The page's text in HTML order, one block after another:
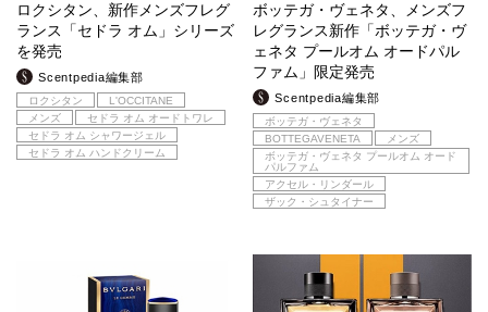
ロクシタン、新作メンズフレグ
ランス「セドラ オム」シリーズ
を発売
Scentpedia編集部
ロクシタン
L'OCCITANE
メンズ
セドラ オム オードトワレ
セドラ オム シャワージェル
セドラ オム ハンドクリーム
ボッテガ・ヴェネタ、メンズフ
レグランス新作「ボッテガ・ヴ
ェネタ プールオム オードパル
ファム」限定発売
Scentpedia編集部
ボッテガ・ヴェネタ
BOTTEGAVENETA
メンズ
ボッテガ・ヴェネタ プールオム オード
パルファム
アクセル・リンダール
ザック・シュタイナー